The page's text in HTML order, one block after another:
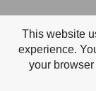
This website
experience.
your